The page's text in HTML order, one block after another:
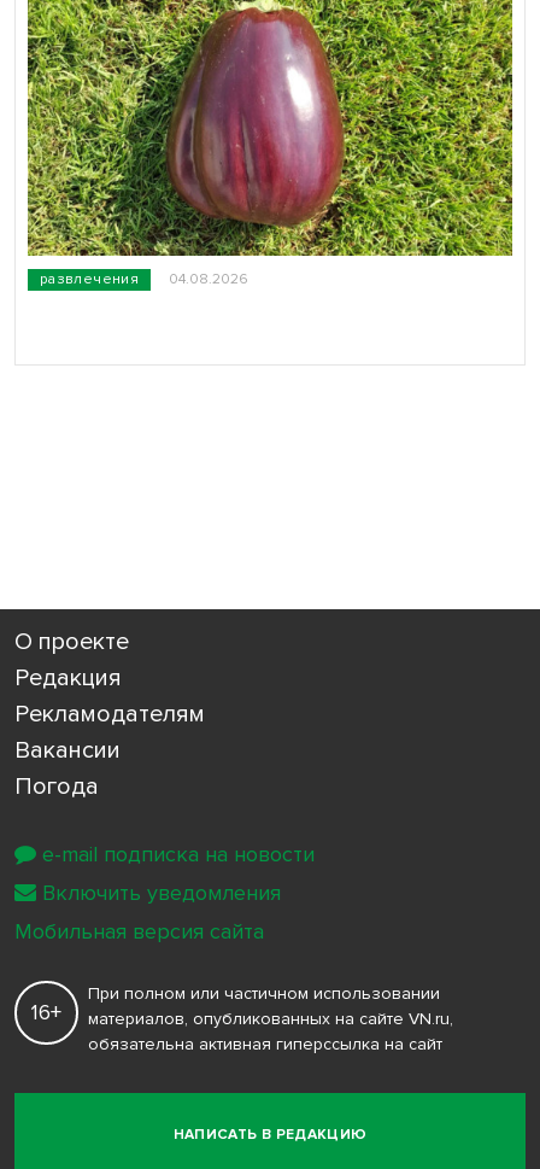
развлечения 04.08.2026
О проекте
Редакция
Рекламодателям
Вакансии
Погода
НАПИСАТЬ В РЕДАКЦИЮ
16+
При полном или частичном использовании
материалов, опубликованных на сайте VN.ru,
обязательна активная гиперссылка на сайт
e-mail подписка на новости
Включить уведомления
Мобильная версия сайта